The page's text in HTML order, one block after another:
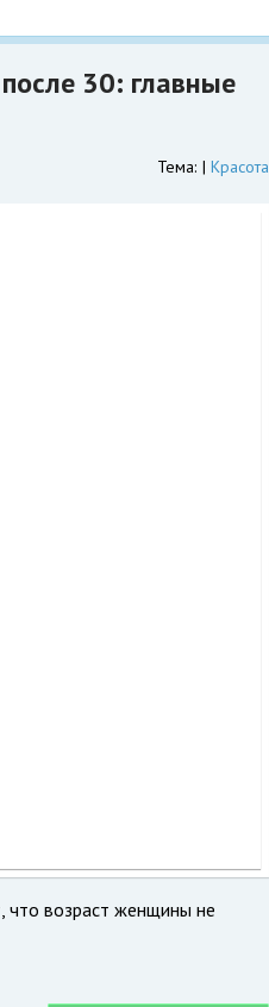
30: главные
Тема: Красота
что возраст женщины не